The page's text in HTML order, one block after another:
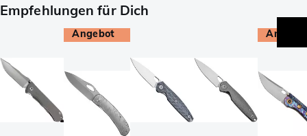
Empfehlungen für Dich
Angebot